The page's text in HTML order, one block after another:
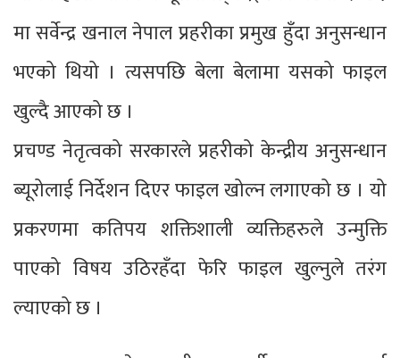
मा सर्वेन्द्र खनाल नेपाल प्रहरीका प्रमुख हुँदा अनुसन्धान
भएको थियो । त्यसपछि बेला बेलामा यसको फाइल
खुल्दै आएको छ ।
प्रचण्ड नेतृत्वको सरकारले प्रहरीको केन्द्रीय अनुसन्धान
ब्यूरोलाई निर्देशन दिएर फाइल खोल्न लगाएको छ । यो
प्रकरणमा कतिपय शक्तिशाली व्यक्तिहरुले उन्मुक्ति
पाएको विषय उठिरहँदा फेरि फाइल खुल्नुले तरंग
ल्याएको छ ।